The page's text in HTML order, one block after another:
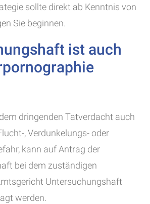
sollte direkt ab Kenntnis von
Sie beginnen.
ist auch
dringenden Tatverdacht auch
, Verdunkelungs- oder
kann auf Antrag der
bei dem zuständigen
Untersuchungshaft
werden.